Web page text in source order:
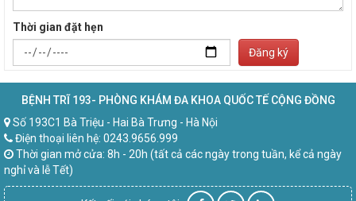
Thời gian đặt hẹn
Đăng ký
BỆNH TRĨ 193- PHÒNG KHÁM ĐA KHOA QUỐC TẾ CỘNG ĐỒNG
Số 193C1 Bà Triệu - Hai Bà Trưng - Hà Nội
Điện thoại liên hệ: 0243.9656.999
Thời gian mở cửa: 8h - 20h (tất cả các ngày trong tuần, kể cả ngày
nghỉ và lễ Tết)